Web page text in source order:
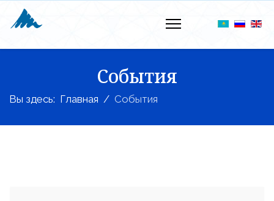
События
Вы здесь: Главная События